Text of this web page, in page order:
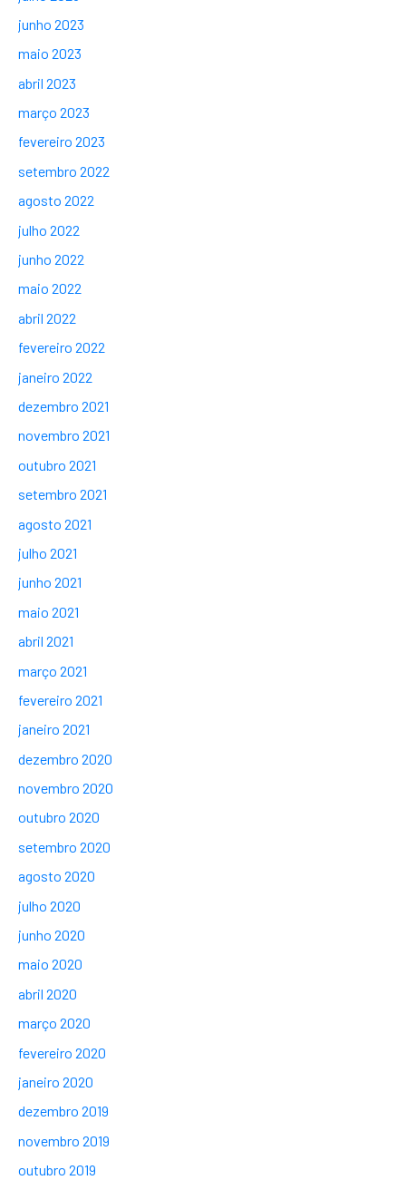
junho 2023
maio 2023
abril 2023
março 2023
fevereiro 2023
setembro 2022
agosto 2022
julho 2022
junho 2022
maio 2022
abril 2022
fevereiro 2022
janeiro 2022
dezembro 2021
novembro 2021
outubro 2021
setembro 2021
agosto 2021
julho 2021
junho 2021
maio 2021
abril 2021
março 2021
fevereiro 2021
janeiro 2021
dezembro 2020
novembro 2020
outubro 2020
setembro 2020
agosto 2020
julho 2020
junho 2020
maio 2020
abril 2020
março 2020
fevereiro 2020
janeiro 2020
dezembro 2019
novembro 2019
outubro 2019